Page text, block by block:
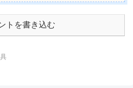
トを書き込む